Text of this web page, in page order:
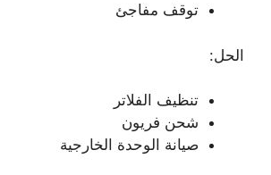
توقف مفاجئ
الحل:
تنظيف الفلاتر
شحن فريون
صيانة الوحدة الخارجية